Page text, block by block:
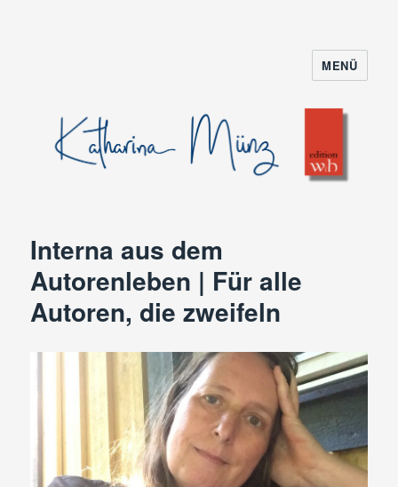
MENÜ
Interna aus dem
Autorenleben | Für alle
Autoren, die zweifeln